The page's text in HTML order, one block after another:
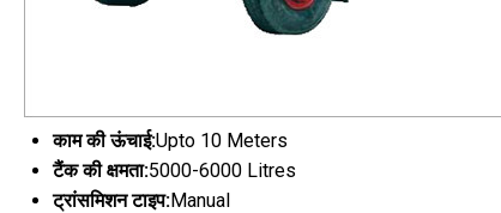
काम की ऊंचाई:Upto 10 Meters
टैंक की क्षमता:5000-6000 Litres
ट्रांसमिशन टाइप:Manual